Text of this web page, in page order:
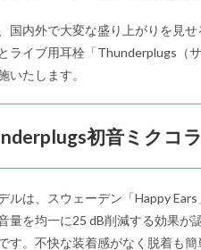
国内外で大変な盛り上がりを見
ライブ用耳栓「Thunderplugs（
いたします。
初音ミクコ
ルは、スウェーデン「Happy
量を均一に25 dB削減する効果が
す。不快な装着感がなく脱着も簡